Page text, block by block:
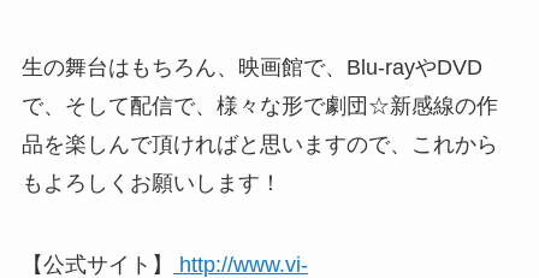
生の舞台はもちろん、映画館で、Blu-rayやDVD
で、そして配信で、様々な形で劇団☆新感線の作
品を楽しんで頂ければと思いますので、これから
もよろしくお願いします！
【公式サイト】
http://www.vi-